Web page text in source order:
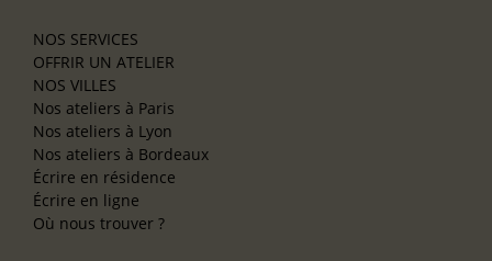
NOS SERVICES
OFFRIR UN ATELIER
NOS VILLES
Nos ateliers à Paris
Nos ateliers à Lyon
Nos ateliers à Bordeaux
Écrire en résidence
Écrire en ligne
Où nous trouver ?